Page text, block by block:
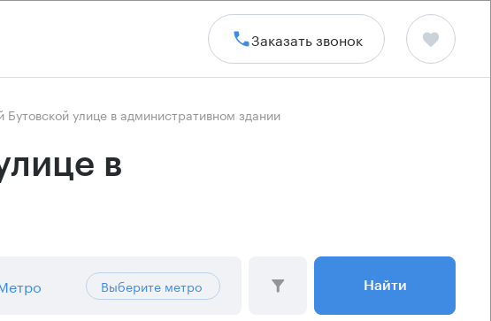
Заказать звонок
улице в административном здании
в
Выберите метро Найти